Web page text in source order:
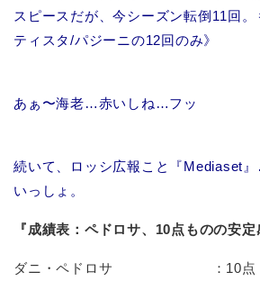
スピースだが、今シーズン転倒11回
ティスタ/パジーニの12回のみ》
あぁ〜海老…赤いしね…フッ
続いて、ロッシ広報こと『Mediaset
いっしょ。
『成績表：ペドロサ、10点ものの安定
ダニ・ペドロサ ：10点